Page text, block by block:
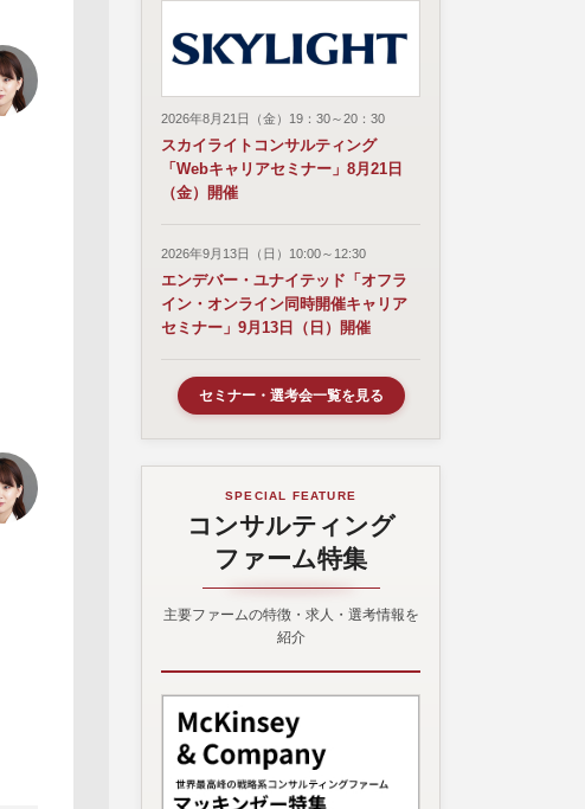
2026年8月21日（金）19：30～20：30
スカイライトコンサルティング
「Webキャリアセミナー」8月21日
（金）開催
2026年9月13日（日）10:00～12:30
エンデバー・ユナイテッド「オフラ
イン・オンライン同時開催キャリア
セミナー」9月13日（日）開催
セミナー・選考会一覧を見る
SPECIAL FEATURE
コンサルティング
ファーム特集
主要ファームの特徴・求人・選考情報を
紹介